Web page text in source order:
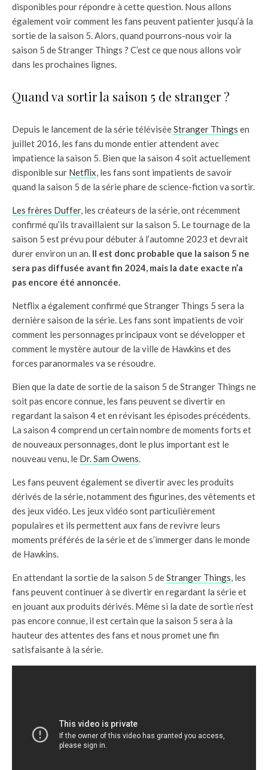
disponibles pour répondre à cette question. Nous allons
également voir comment les fans peuvent patienter jusqu’à la
sortie de la saison 5. Alors, quand pourrons-nous voir la
saison 5 de Stranger Things ? C’est ce que nous allons voir
dans les prochaines lignes.
Quand va sortir la saison 5 de stranger ?
Depuis le lancement de la série téléviséeStranger Things en
juillet 2016, les fans du monde entier attendent avec
impatience la saison 5. Bien que la saison 4 soit actuellement
disponible sur Netflix, les fans sont impatients de savoir
quand la saison 5 de la série phare de science-fiction va sortir.
Les frères Duffer, les créateurs de la série, ont récemment
confirmé qu’ils travaillaient sur la saison 5. Le tournage de la
saison 5 est prévu pour débuter à l’automne 2023 et devrait
durer environ un an. Il est donc probable que la saison 5 ne
sera pas diffusée avant fin 2024, mais la date exacte n’a
pas encore été annoncée.
Netflix a également confirmé que Stranger Things 5 sera la
dernière saison de la série. Les fans sont impatients de voir
comment les personnages principaux vont se développer et
comment le mystère autour de la ville de Hawkins et des
forces paranormales va se résoudre.
Bien que la date de sortie de la saison 5 de Stranger Things ne
soit pas encore connue, les fans peuvent se divertir en
regardant la saison 4 et en révisant les épisodes précédents.
La saison 4 comprend un certain nombre de moments forts et
de nouveaux personnages, dont le plus important est le
nouveau venu, le Dr. Sam Owens.
Les fans peuvent également se divertir avec les produits
dérivés de la série, notamment des figurines, des vêtements et
des jeux vidéo. Les jeux vidéo sont particulièrement
populaires et ils permettent aux fans de revivre leurs
moments préférés de la série et de s’immerger dans le monde
de Hawkins.
En attendant la sortie de la saison 5 deStranger Things, les
fans peuvent continuer à se divertir en regardant la série et
en jouant aux produits dérivés. Même si la date de sortie n’est
pas encore connue, il est certain que la saison 5 sera à la
hauteur des attentes des fans et nous promet une fin
satisfaisante à la série.